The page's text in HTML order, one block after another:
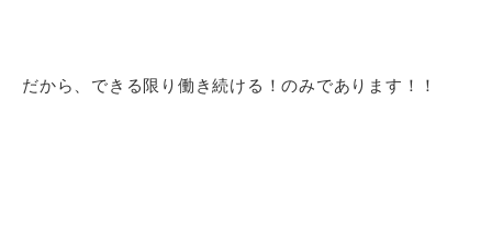
だから、できる限り働き続ける！のみであります！！